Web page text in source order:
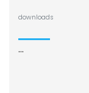
downloads
...